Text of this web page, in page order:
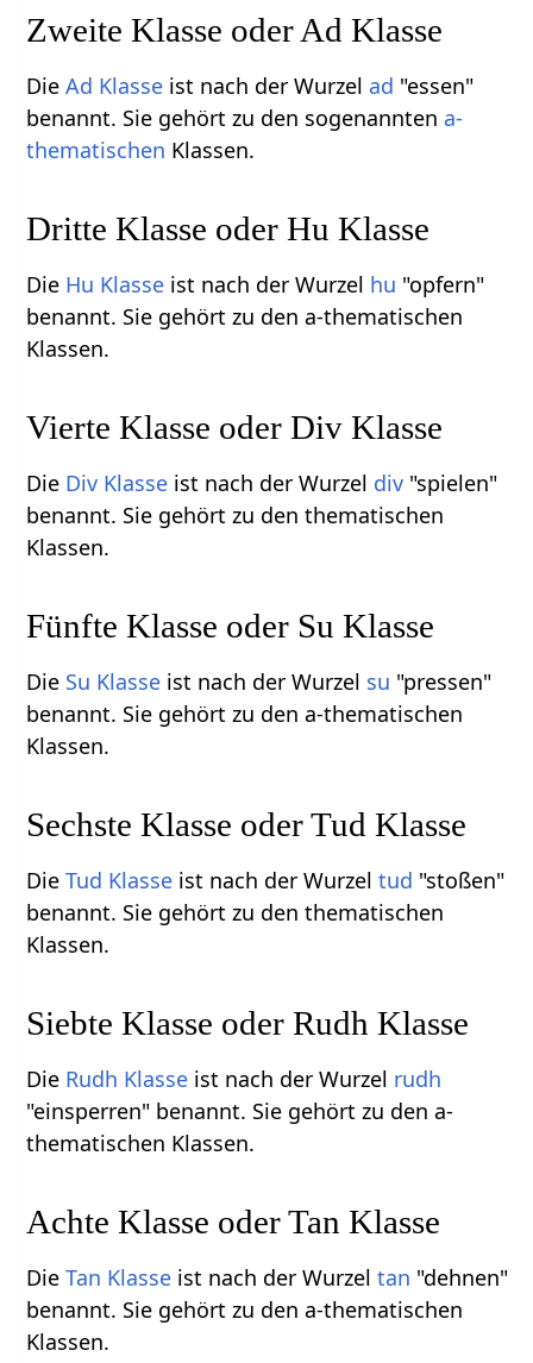
Zweite Klasse oder Ad Klasse
DieAd Klasse ist nach der Wurzel ad "essen"
benannt. Sie gehört zu den sogenannten a-
thematischen Klassen.
Dritte Klasse oder Hu Klasse
Die Hu Klasse ist nach der Wurzel hu "opfern"
benannt. Sie gehört zu den a-thematischen
Klassen.
Vierte Klasse oder Div Klasse
Die Div Klasse ist nach der Wurzel div "spielen"
benannt. Sie gehört zu den thematischen
Klassen.
Fünfte Klasse oder Su Klasse
Die Su Klasse ist nach der Wurzel su "pressen"
benannt. Sie gehört zu den a-thematischen
Klassen.
Sechste Klasse oder Tud Klasse
DieTud Klasse ist nach der Wurzeltud "stoßen"
benannt. Sie gehört zu den thematischen
Klassen.
Siebte Klasse oder Rudh Klasse
Die Rudh Klasse ist nach der Wurzel rudh
"einsperren" benannt. Sie gehört zu den a-
thematischen Klassen.
Achte Klasse oder Tan Klasse
DieTan Klasse ist nach der Wurzeltan "dehnen"
benannt. Sie gehört zu den a-thematischen
Klassen.